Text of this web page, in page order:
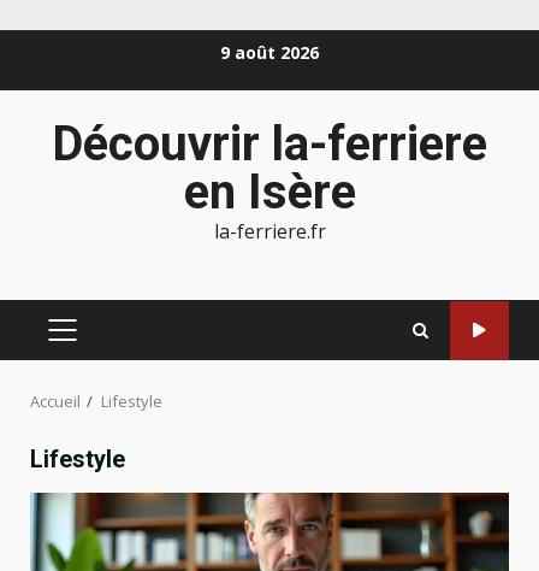
9 août 2026
Découvrir la-ferriere
en Isère
la-ferriere.fr
MENU
Accueil Lifestyle
Lifestyle